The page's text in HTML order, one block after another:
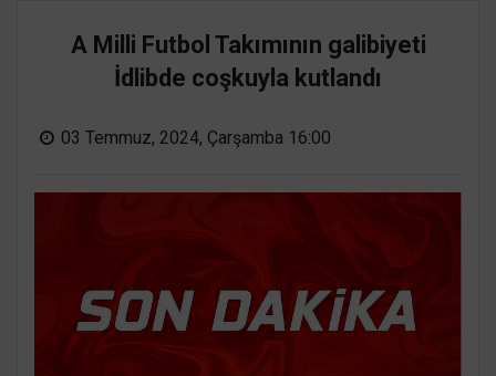
A Milli Futbol Takımının galibiyeti
İdlibde coşkuyla kutlandı
03 Temmuz, 2024, Çarşamba 16:00